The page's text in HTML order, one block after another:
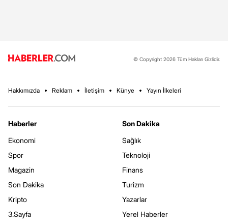
© Copyright 2026 Tüm Hakları Gizlidir.
Hakkımızda Reklam İletişim Künye Yayın İlkeleri
Haberler
Ekonomi
Spor
Magazin
Son Dakika
Kripto
3.Sayfa
Son Dakika
Sağlık
Teknoloji
Finans
Turizm
Yazarlar
Yerel Haberler